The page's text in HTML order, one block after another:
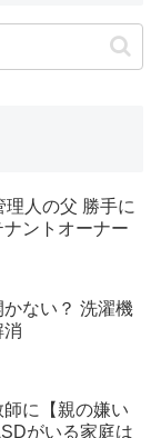
理人の父 勝手に
ントオーナー
ない？ 洗濯機
消
師に【親の嫌い
がいる家庭は